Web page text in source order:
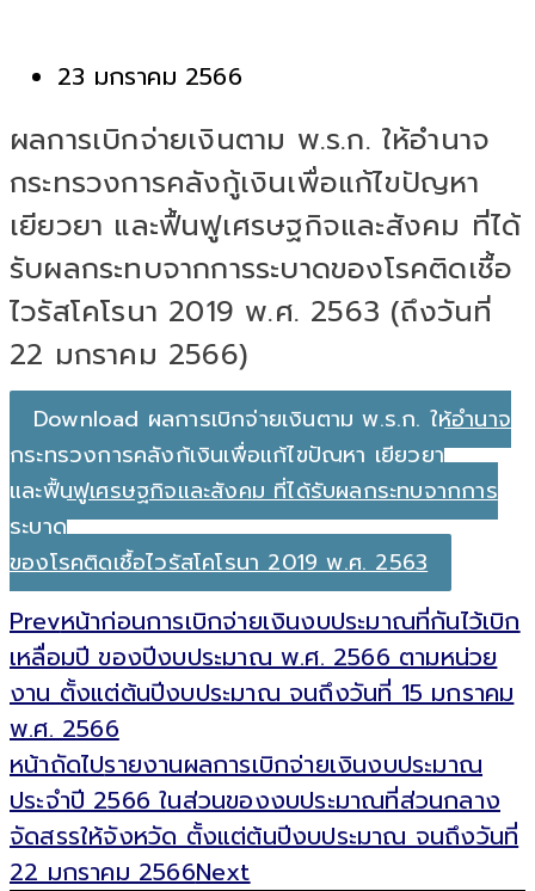
23 มกราคม 2566
ผลการเบิกจ่ายเงินตาม พ.ร.ก. ให้อำนาจ
กระทรวงการคลังกู้เงินเพื่อแก้ไขปัญหา
เยียวยา และฟื้นฟูเศรษฐกิจและสังคม ที่ได้
รับผลกระทบจากการระบาดของโรคติดเชื้อ
ไวรัสโคโรนา 2019 พ.ศ. 2563 (ถึงวันที่
22 มกราคม 2566)
Download ผลการเบิกจ่ายเงินตาม พ.ร.ก. ให้อำนาจ
กระทรวงการคลังกู้เงินเพื่อแก้ไขปัญหา เยียวยา
และฟื้นฟูเศรษฐกิจและสังคม ที่ได้รับผลกระทบจากการ
ระบาด
ของโรคติดเชื้อไวรัสโคโรนา 2019 พ.ศ. 2563
Prevหน้าก่อนการเบิกจ่ายเงินงบประมาณที่กันไว้เบิก
เหลื่อมปี ของปีงบประมาณ พ.ศ. 2566 ตามหน่วย
งาน ตั้งแต่ต้นปีงบประมาณ จนถึงวันที่ 15 มกราคม
พ.ศ. 2566
หน้าถัดไปรายงานผลการเบิกจ่ายเงินงบประมาณ
ประจำปี 2566 ในส่วนของงบประมาณที่ส่วนกลาง
จัดสรรให้จังหวัด ตั้งแต่ต้นปีงบประมาณ จนถึงวันที่
22 มกราคม 2566Next